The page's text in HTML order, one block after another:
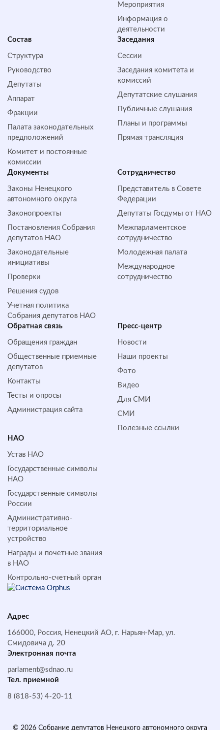
Мероприятия
Информация о
деятельности
Состав
Структура
Руководство
Депутаты
Аппарат
Фракции
Палата законодательных
предположений
Комитет и постоянные
комиссии
Заседания
Сессии
Заседания комитета и
комиссий
Депутатские слушания
Публичные слушания
Планы и программы
Прямая трансляция
Документы
Законы Ненецкого
автономного округа
Законопроекты
Постановления Собрания
депутатов НАО
Законодательные
инициативы
Проверки
Решения судов
Учетная политика
Собрания депутатов НАО
Сотрудничество
Представитель в Совете
Федерации
Депутаты Госдумы от НАО
Межпарламентское
сотрудничество
Молодежная палата
Международное
сотрудничество
Обратная cвязь
Обращения граждан
Общественные приемные
депутатов
Контакты
Тесты и опросы
Администрация сайта
Пресс-центр
Новости
Наши проекты
Фото
Видео
Для СМИ
СМИ
Полезные ссылки
НАО
Устав НАО
Государственные символы
НАО
Государственные символы
России
Административно-
территориальное
устройство
Награды и почетные звания
в НАО
Контрольно-счетный орган
Адрес
166000, Россия, Ненецкий АО, г. Нарьян-Мар, ул.
Смидовича д. 20
Электронная почта
parlament@sdnao.ru
Тел. приемной
8 (818-53) 4-20-11
© 2026 Собрание депутатов Ненецкого автономного округа